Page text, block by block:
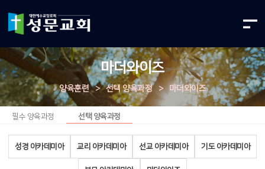
마더와이즈
양육훈련 > 선택 양육과정 > 마더와이즈
필수 양육과정 선택 양육과정
성경 아카데미아 교리 아카데미아 선교 아카데미아 기도 아카데미아